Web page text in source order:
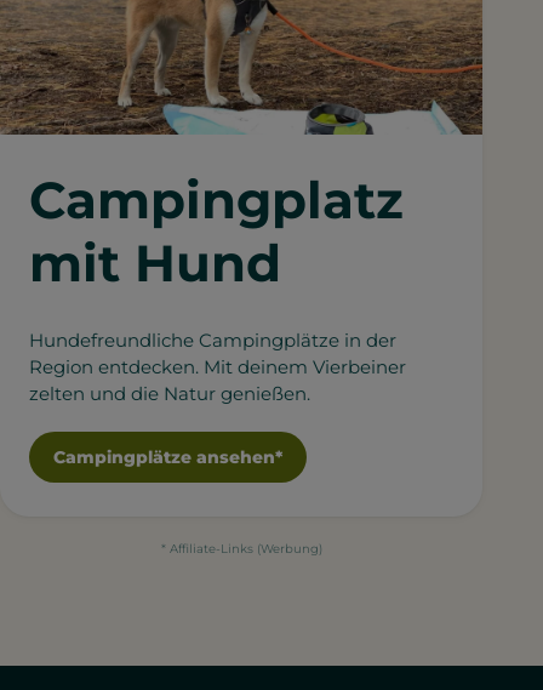
Campingplatz
mit Hund
Hundefreundliche Campingplätze in der
Region entdecken. Mit deinem Vierbeiner
zelten und die Natur genießen.
Campingplätze ansehen*
* Affiliate-Links (Werbung)